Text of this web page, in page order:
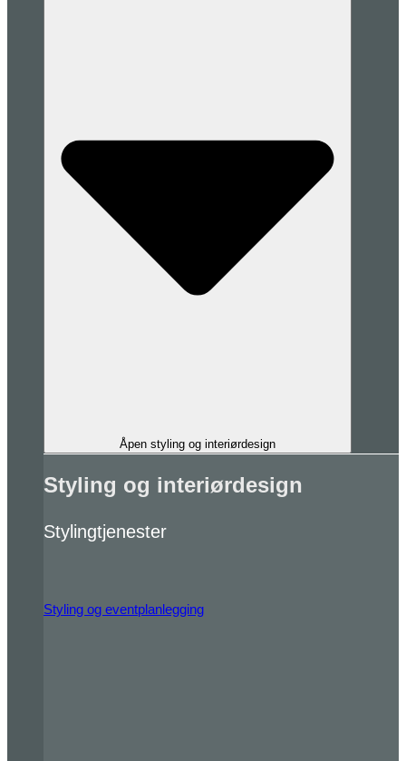
Åpen styling og interiørdesign
Styling og interiørdesign
Stylingtjenester
Styling og eventplanlegging